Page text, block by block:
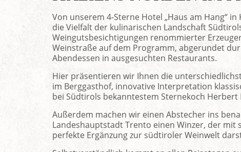
Von unserem 4-Sterne Hotel „Haus am Hang“
die Vielfalt der kulinarischen Landschaft
Weingutsbesichtigungen renommierter
Weinstraße auf dem Programm, abgerundet
Abendessen in ausgesuchten Restaurants.
Hier präsentieren wir Ihnen die
im Berggasthof, innovative Interpretation
bei Südtirols bekanntestem Sternekoch Herbert
Außerdem machen wir einen Abstecher ins
Landeshauptstadt Trento einen Winzer, der
perfekte Ergänzung zur südtiroler Weinwelt